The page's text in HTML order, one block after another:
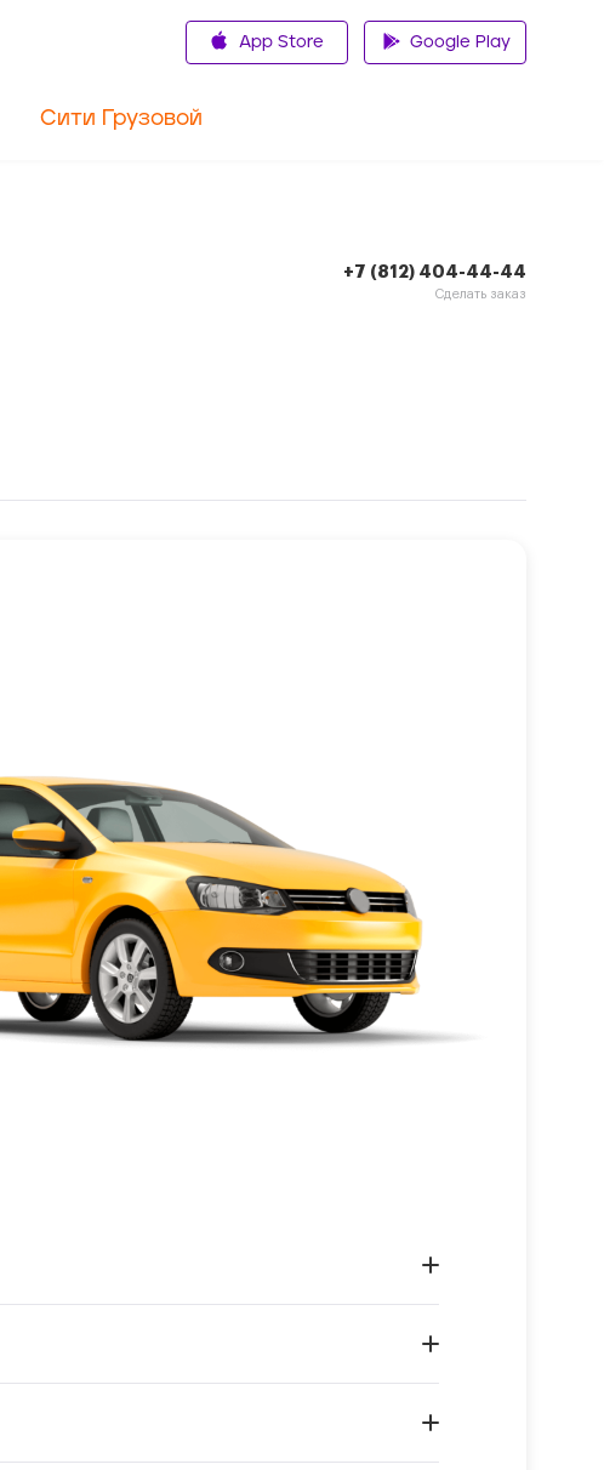
App Store Google Play
Сити Грузовой
+7 (812) 404-44-44
Сделать заказ